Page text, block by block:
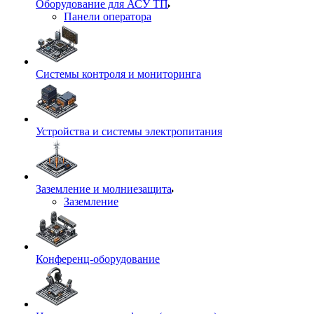
Оборудование для АСУ ТП
Панели оператора
Системы контроля и мониторинга
Устройства и системы электропитания
Заземление и молниезащита
Заземление
Конференц-оборудование